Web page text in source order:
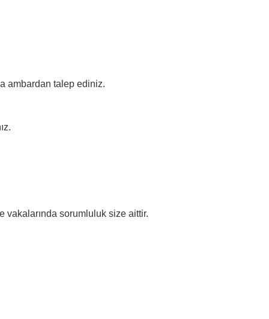
ambardan talep ediniz.
vakalarında sorumluluk size aittir.